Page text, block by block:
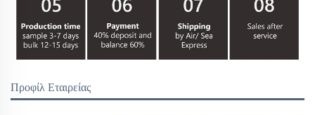
Προφίλ Εταιρείας